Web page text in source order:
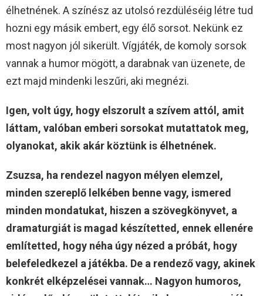
élhetnének. A színész az utolsó rezdüléséig létre tud
hozni egy másik embert, egy élő sorsot. Nekünk ez
most nagyon jól sikerült. Vígjáték, de komoly sorsok
vannak a humor mögött, a darabnak van üzenete, de
ezt majd mindenki leszűri, aki megnézi.
Igen, volt úgy, hogy elszorult a szívem attól, amit
láttam, valóban emberi sorsokat mutattatok meg,
olyanokat, akik akár köztünk is élhetnének.
Zsuzsa, ha rendezel nagyon mélyen elemzel,
minden szereplő lelkében benne vagy, ismered
minden mondatukat, hiszen a szövegkönyvet, a
dramaturgiát is magad készítetted, ennek ellenére
említetted, hogy néha úgy nézed a próbát, hogy
belefeledkezel a játékba. De a rendező vagy, akinek
konkrét elképzelései vannak… Nagyon humoros,